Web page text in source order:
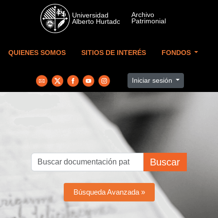
Skip to main content
QUIENES SOMOS SITIOS DE INTERÉS FONDOS
Iniciar sesión
Buscar
Búsqueda Avanzada »